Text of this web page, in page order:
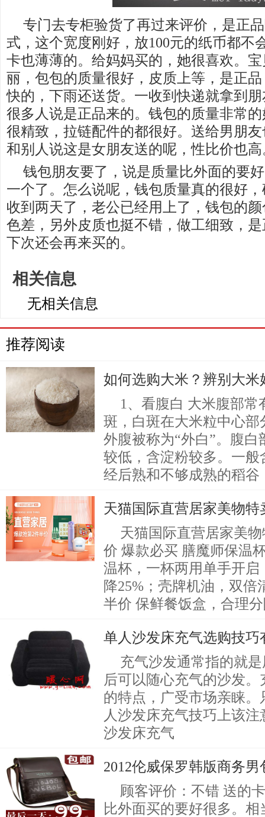
专门去专柜验货了再过来评价，是正
式，这个宽度刚好，放100元的纸币都不
卡也薄薄的。给妈妈买的，她很喜欢。
丽，包包的质量很好，皮质上等，是正
快的，下雨还送货。一收到快递就拿到
很多人说是正品来的。钱包的质量非常
很精致，拉链配件的都很好。送给男朋
和别人说这是女朋友送的呢，性比价也高
钱包朋友要了，说是质量比外面的要
一个了。怎么说呢，钱包质量真的很好
收到两天了，老公已经用上了，钱包的
色差，另外皮质也挺不错，做工细致，
下次还会再来买的。
相关信息
无相关信息
推荐阅读
如何选购大米？辨别大米
1、看腹白 大米腹部常
斑，白斑在大米粒中心部
外腹被称为“外白”。腹
较低，含淀粉较多。一
经后熟和不够成熟的稻谷
天猫国际直营居家美物
天猫国际直营居家美
价 爆款必买 膳魔师保温
温杯，一杯两用单手开
降25%；壳牌机油，双倍
半价 保鲜餐饭盒，合理
单人沙发床充气选购技巧
充气沙发通常指的就
后可以随心充气的沙发
的特点，广受市场亲睐
人沙发床充气技巧上该
沙发床充气
2012伦威保罗韩版商务
顾客评价：不错 送的
比外面买的要好很多。